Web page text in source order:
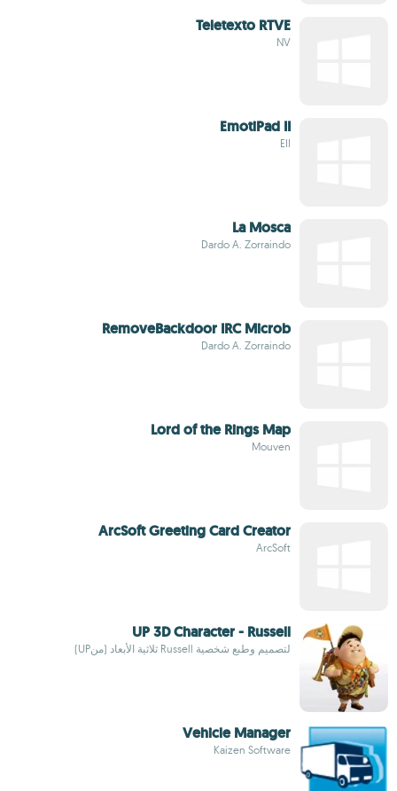
Teletexto RTVE
NV
EmotiPad II
EII
La Mosca
Dardo A. Zorraindo
RemoveBackdoor IRC Microb
Dardo A. Zorraindo
Lord of the Rings Map
Mouven
ArcSoft Greeting Card Creator
ArcSoft
UP 3D Character - Russell
لتصميم وطبع شخصية Russell ثلاثية الأبعاد (منUP)
Vehicle Manager
Kaizen Software